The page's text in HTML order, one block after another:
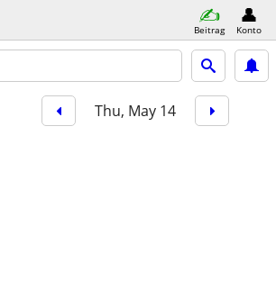
Beitrag Konto
Thu, May 14